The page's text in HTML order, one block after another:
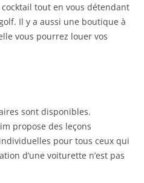
tout en vous détendant
Il y a aussi une boutique à
vous pourrez louer vos
sont disponibles.
propose des leçons
pour tous ceux qui
d’une voiturette n’est pas